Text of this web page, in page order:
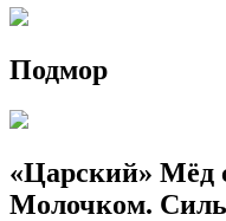
Подмор
«Царский»
Молочком.